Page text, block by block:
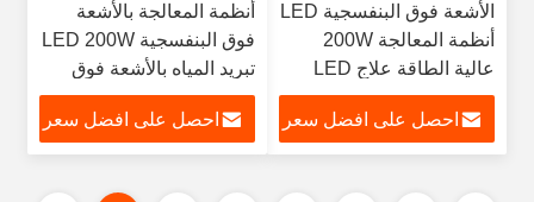
الأشعة فوق البنفسجية LED
أنظمة المعالجة 200W
عالية الطاقة علاج LED
الأشعة فوق البنفسجية مياه
التبريد الأشعة فوق
البنفسجية آلة علاج
احصل على افضل سعر
أنظمة المعالجة بالأشعة
فوق البنفسجية LED 200W
تبريد المياه بالأشعة فوق
البنفسجية عالية الطاقة
احصل على افضل سعر